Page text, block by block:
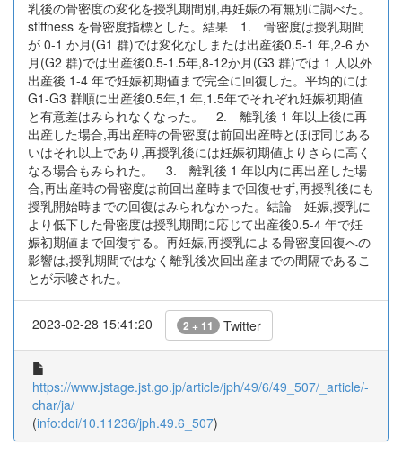
乳後の骨密度の変化を授乳期間別,再妊娠の有無別に調べた。
stiffness を骨密度指標とした。結果 1. 骨密度は授乳期間
が 0-1 か月(G1 群)では変化なしまたは出産後0.5-1 年,2-6 か
月(G2 群)では出産後0.5-1.5年,8-12か月(G3 群)では 1 人以外
出産後 1-4 年で妊娠初期値まで完全に回復した。平均的には
G1-G3 群順に出産後0.5年,1 年,1.5年でそれぞれ妊娠初期値
と有意差はみられなくなった。 2. 離乳後 1 年以上後に再
出産した場合,再出産時の骨密度は前回出産時とほぼ同じある
いはそれ以上であり,再授乳後には妊娠初期値よりさらに高く
なる場合もみられた。 3. 離乳後 1 年以内に再出産した場
合,再出産時の骨密度は前回出産時まで回復せず,再授乳後にも
授乳開始時までの回復はみられなかった。結論 妊娠,授乳に
より低下した骨密度は授乳期間に応じて出産後0.5-4 年で妊
娠初期値まで回復する。再妊娠,再授乳による骨密度回復への
影響は,授乳期間ではなく離乳後次回出産までの間隔であるこ
とが示唆された。
2023-02-28 15:41:20 2 + 11 Twitter
https://www.jstage.jst.go.jp/article/jph/49/6/49_507/_article/-
char/ja/
(info:doi/10.11236/jph.49.6_507)